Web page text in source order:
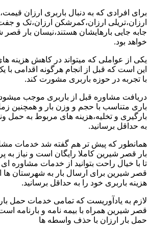
برای افرادی که به دنبال باربری ارزان
ارزان،تریلی ارزان،کمرشکن ارزان،تک و
جابه جایی بارهایشان هستند،نیسان بار قصر
خواهد بود.
یکی از عواملی که میتواند در کاهش هزینه
این است که قبل از انجام هرگونه اقدامی
با تجربه در حوزه باربری مشورت کند.
دریافت مشاوره قبل از باربری موجب میشود
باری متناسب با حجم و وزن بار و همچنین
بارگیری و تخلیه،هزینه های مربوط به حمل
به حداقل برسانید.
همانطور که پیش تر هم گفته شد خدمات
بار قصر شیرین کاملا رایگان است و نیاز به
تا با خیال راحت بتوانید از خدمات مشاوره ای
قصر شیرین برای ارسال بار به شهرستان ها
هزینه باربری خود را به حداقل برسانید.
لازم به یادآوریست که تمامی خدمات حمل بار
قصر شیرین همراه با بیمه نامه و بارنامه
حمل بار ارزان با حذف واسطه ها